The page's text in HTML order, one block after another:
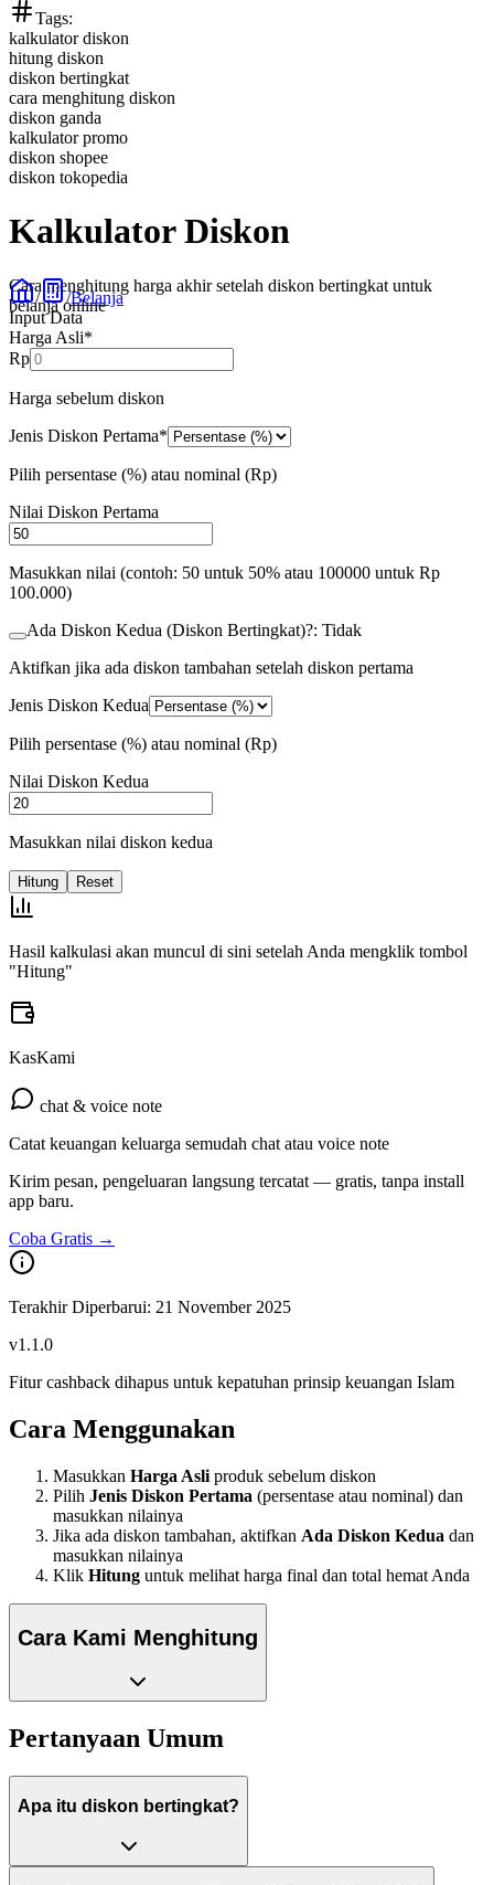
Tags:
kalkulator diskon
hitung diskon
diskon bertingkat
cara menghitung diskon
diskon ganda
kalkulator promo
diskon shopee
diskon tokopedia
Kalkulator Diskon
Cara menghitung harga akhir setelah diskon bertingkat untuk
belanja online
/ /Belanja
Input Data
Harga Asli*
Rp
Harga sebelum diskon
Jenis Diskon Pertama*
Pilih persentase (%) atau nominal (Rp)
Nilai Diskon Pertama
Masukkan nilai (contoh: 50 untuk 50% atau 100000 untuk Rp
100.000)
Ada Diskon Kedua (Diskon Bertingkat)?: Tidak
Aktifkan jika ada diskon tambahan setelah diskon pertama
Jenis Diskon Kedua
Pilih persentase (%) atau nominal (Rp)
Nilai Diskon Kedua
Masukkan nilai diskon kedua
Hitung Reset
Hasil kalkulasi akan muncul di sini setelah Anda mengklik tombol
"Hitung"
KasKami
chat & voice note
Catat keuangan keluarga semudah chat atau voice note
Kirim pesan, pengeluaran langsung tercatat — gratis, tanpa install
app baru.
Coba Gratis →
Terakhir Diperbarui: 21 November 2025
v1.1.0
Fitur cashback dihapus untuk kepatuhan prinsip keuangan Islam
Cara Menggunakan
Masukkan Harga Asli produk sebelum diskon
Pilih Jenis Diskon Pertama (persentase atau nominal) dan
masukkan nilainya
Jika ada diskon tambahan, aktifkan Ada Diskon Kedua dan
masukkan nilainya
Klik Hitung untuk melihat harga final dan total hemat Anda
Cara Kami Menghitung
Pertanyaan Umum
Apa itu diskon bertingkat?